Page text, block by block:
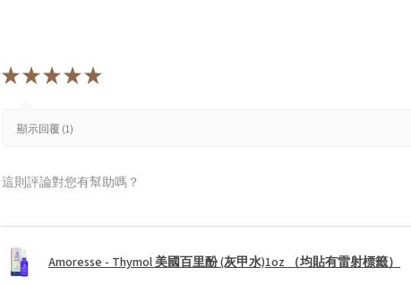
★★★★★
顯示回覆 (1)
這則評論對您有幫助嗎？
Amoresse - Thymol 美國百里酚 (灰甲水)1oz （均貼有雷射標籤）